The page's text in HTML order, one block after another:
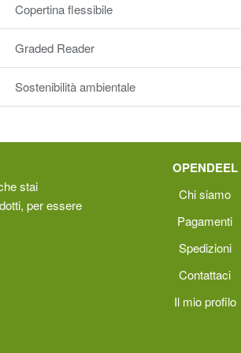
Copertina flessibile
Graded Reader
Sostenibilità ambientale
stai
per essere
OPENDEEL
Chi siamo
Pagamenti
Spedizioni
Contattaci
Il mio profilo